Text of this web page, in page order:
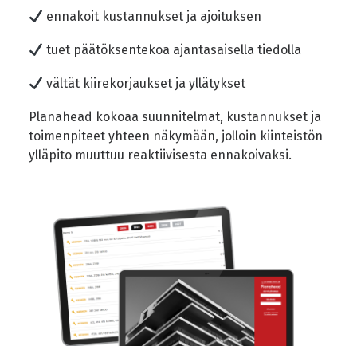
ennakoit kustannukset ja ajoituksen
tuet päätöksentekoa ajantasaisella tiedolla
vältät kiirekorjaukset ja yllätykset
Planahead kokoaa suunnitelmat, kustannukset ja
toimenpiteet yhteen näkymään, jolloin kiinteistön
ylläpito muuttuu reaktiivisesta ennakoivaksi.